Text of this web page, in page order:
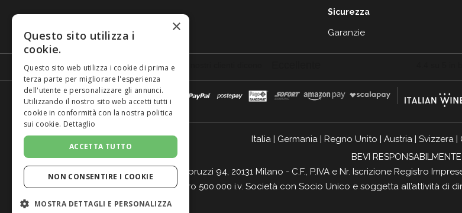
Sicurezza
Garanzie
Italia| Germania| Regno Unito | Austria| Svizzera|
BEVI RESPONSABILMENTE
Giordano Vini S.p.A. Viale Abruzzi 94, 20131 Milano - C.F., P.IVA e Nr. Iscrizione Registro
- Cap. Soc. Euro 500.000 i.v. Società con Socio Unico e soggetta all’attività di
×
Questo sito utilizza i
cookie.
Questo sito web utilizza i cookie di prima e
terza parte per migliorare l'esperienza
dell'utente e personalizzare gli annunci.
Utilizzando il nostro sito web accetti tutti i
cookie in conformità con la nostra politica
sui cookie. Dettaglio
ACCETTA TUTTO
NON CONSENTIRE I COOKIE
MOSTRA DETTAGLI E PERSONALIZZA